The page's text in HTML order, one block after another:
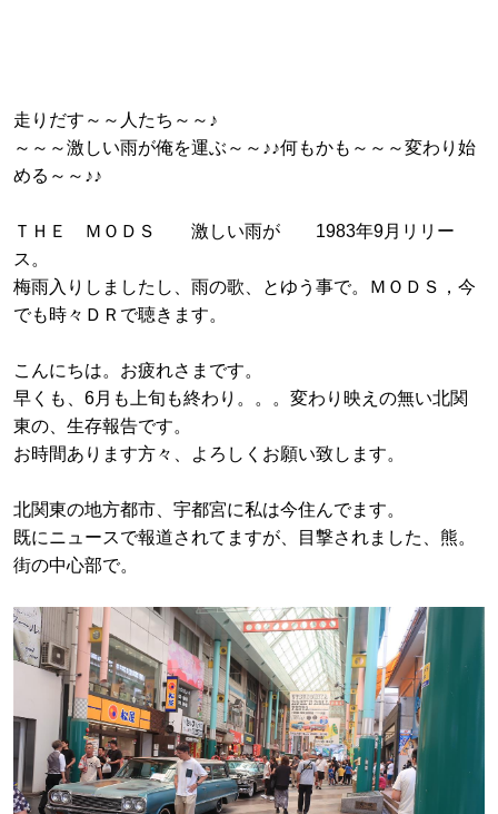
走りだす～～人たち～～♪
～～～激しい雨が俺を運ぶ～～♪♪何もかも～～～変わり始
める～～♪♪
ＴＨＥ ＭＯＤＳ 激しい雨が 1983年9月リリー
ス。
梅雨入りしましたし、雨の歌、とゆう事で。ＭＯＤＳ，今
でも時々ＤＲで聴きます。
こんにちは。お疲れさまです。
早くも、6月も上旬も終わり。。。変わり映えの無い北関
東の、生存報告です。
お時間あります方々、よろしくお願い致します。
北関東の地方都市、宇都宮に私は今住んでます。
既にニュースで報道されてますが、目撃されました、熊。
街の中心部で。